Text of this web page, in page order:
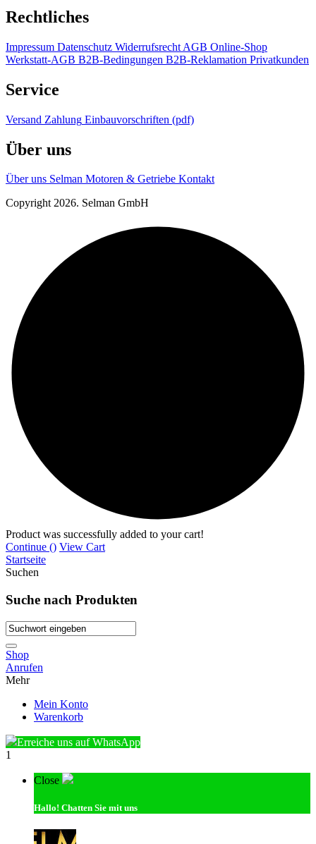
Rechtliches
Impressum Datenschutz Widerrufsrecht AGB Online-Shop
Werkstatt-AGB B2B-Bedingungen B2B-Reklamation Privatkunden
Service
Versand Zahlung Einbauvorschriften (pdf)
Über uns
Über uns Selman Motoren & Getriebe Kontakt
Copyright 2026. Selman GmbH
Product was successfully added to your cart!
Continue () View Cart
Startseite
Suchen
Suche nach Produkten
Shop
Anrufen
Mehr
Mein Konto
Warenkorb
Erreiche uns auf WhatsApp
1
Close
Hallo! Chatten Sie mit uns